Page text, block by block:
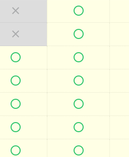
 
 
 
 
 
 
 